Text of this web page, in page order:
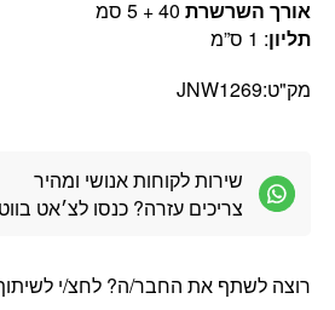
אורך השרשרת40 + 5 סמ
תליון: 1 ס”מ
מק"ט:JNW1269
שירות לקוחות אנושי ומהיר
צריכים עזרה? כנסו לצ׳אט
רוצה לשתף את החבר/ה? לחצ/י